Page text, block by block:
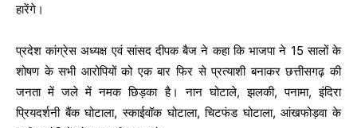
हारेंगे।
प्रदेश कांग्रेस अध्यक्ष एवं सांसद दीपक बैज ने कहा कि भाजपा ने 15 सालों के
शोषण के सभी आरोपियों को एक बार फिर से प्रत्याशी बनाकर छत्तीसगढ़ की
जनता में जले में नमक छिड़का है। नान घोटाले, झलकी, पनामा, इंदिरा
प्रियदर्शनी बैंक घोटाला, स्काईवॉक घोटाला, चिटफंड घोटाला, आंखफोड़वा के